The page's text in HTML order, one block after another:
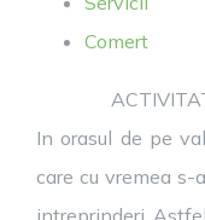
Comert
In orasul de pe
care cu vremea
intreprinderi.